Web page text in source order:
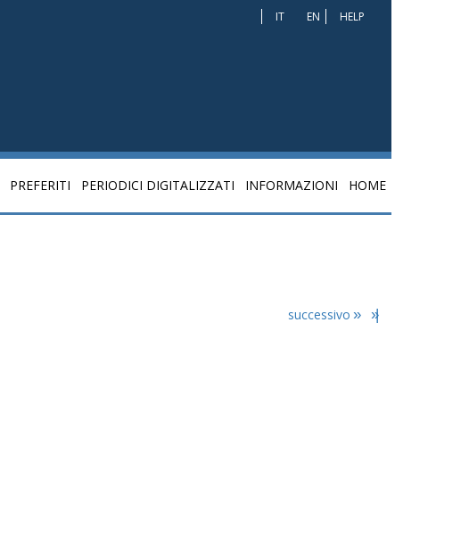
IT EN HELP
PREFERITI PERIODICI DIGITALIZZATI INFORMAZIONI HOME
successivo » »|